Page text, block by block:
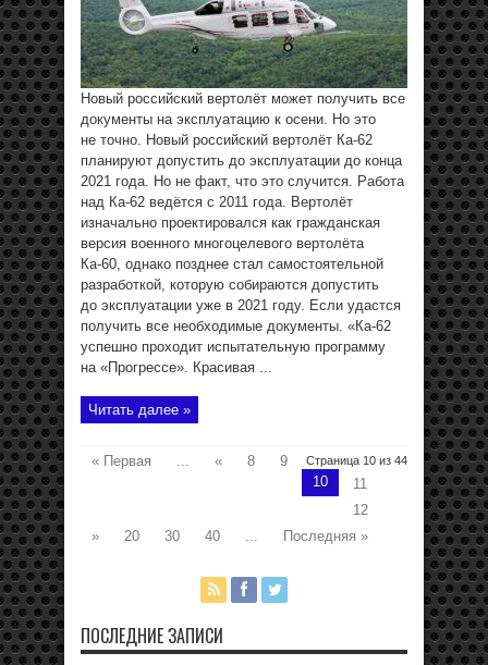
Новый российский вертолёт может получить все
документы на эксплуатацию к осени. Но это
не точно. Новый российский вертолёт Ка-62
планируют допустить до эксплуатации до конца
2021 года. Но не факт, что это случится. Работа
над Ка-62 ведётся с 2011 года. Вертолёт
изначально проектировался как гражданская
версия военного многоцелевого вертолёта
Ка-60, однако позднее стал самостоятельной
разработкой, которую собираются допустить
до эксплуатации уже в 2021 году. Если удастся
получить все необходимые документы. «Ка-62
успешно проходит испытательную программу
на «Прогрессе». Красивая ...
Читать далее »
Страница 10 из 44
« Первая ... « 8
9
10
11
12
»
20 30 40 ... Последняя »
ПОСЛЕДНИЕ ЗАПИСИ